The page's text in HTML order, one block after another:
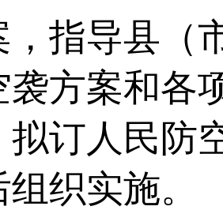
，指导县（
袭方案和各
拟订人民防
织实施。